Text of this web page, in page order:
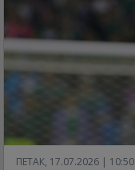
ПЕТАК, 17.07.2026 | 10:50